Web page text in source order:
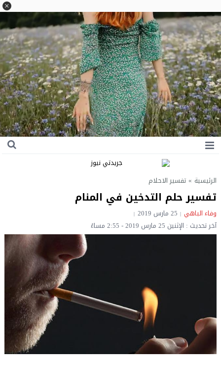
الرئيسية » تفسير الاحلام
تفسير حلم التدخين في المنام
وفاء الباهي 25 مارس 2019
آخر تحديث : الإثنين 25 مارس 2019 - 2:55 مساءً